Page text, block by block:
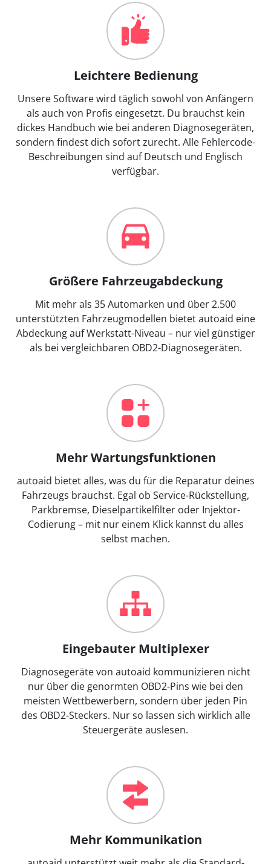
Leichtere Bedienung
Unsere Software wird täglich sowohl von Anfängern
als auch von Profis eingesetzt. Du brauchst kein
dickes Handbuch wie bei anderen Diagnosegeräten,
sondern findest dich sofort zurecht. Alle Fehlercode-
Beschreibungen sind auf Deutsch und Englisch
verfügbar.
Größere Fahrzeugabdeckung
Mit mehr als 35 Automarken und über 2.500
unterstützten Fahrzeugmodellen bietet autoaid eine
Abdeckung auf Werkstatt-Niveau – nur viel günstiger
als bei vergleichbaren OBD2-Diagnosegeräten.
Mehr Wartungsfunktionen
autoaid bietet alles, was du für die Reparatur deines
Fahrzeugs brauchst. Egal ob Service-Rückstellung,
Parkbremse, Dieselpartikelfilter oder Injektor-
Codierung – mit nur einem Klick kannst du alles
selbst machen.
Eingebauter Multiplexer
Diagnosegeräte von autoaid kommunizieren nicht
nur über die genormten OBD2-Pins wie bei den
meisten Wettbewerbern, sondern über jeden Pin
des OBD2-Steckers. Nur so lassen sich wirklich alle
Steuergeräte auslesen.
Mehr Kommunikation